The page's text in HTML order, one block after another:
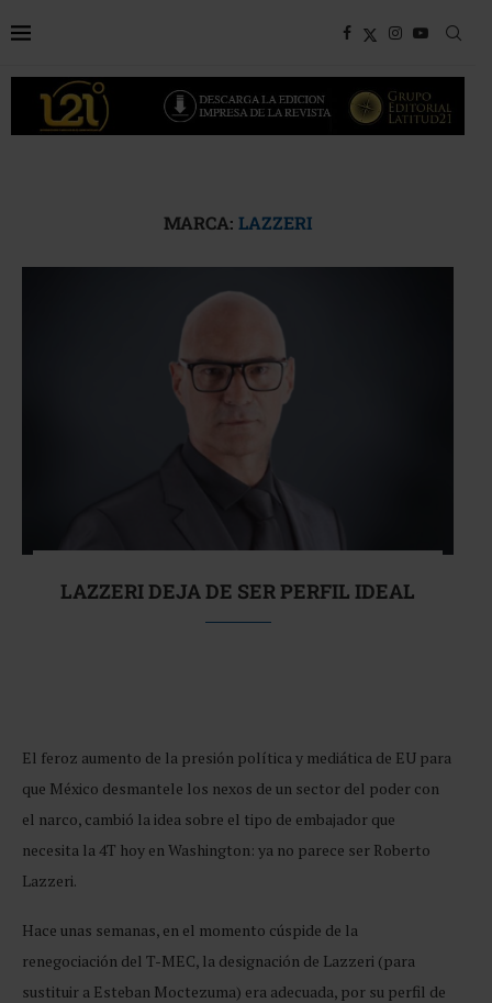
MARCA: LAZZERI
LAZZERI DEJA DE SER PERFIL IDEAL
El feroz aumento de la presión política y mediática de EU para
que México desmantele los nexos de un sector del poder con
el narco, cambió la idea sobre el tipo de embajador que
necesita la 4T hoy en Washington: ya no parece ser Roberto
Lazzeri.
Hace unas semanas, en el momento cúspide de la
renegociación del T-MEC, la designación de Lazzeri (para
sustituir a Esteban Moctezuma) era adecuada, por su perfil de